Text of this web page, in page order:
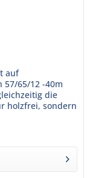
auf
57/65/12 -40m
die
holzfrei, sondern